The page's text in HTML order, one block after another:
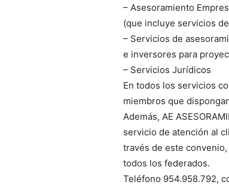
– Asesoramiento
(que incluye servicios
– Servicios de
e inversores para
– Servicios Jurídicos
En todos los servicios
miembros que
Además, AE
servicio de atención al
través de este
todos los federados.
Teléfono 954.958.792,